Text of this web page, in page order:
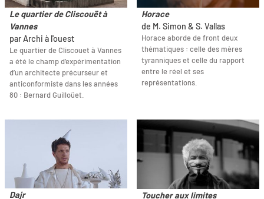
Le quartier de Cliscouët à
Vannes
par Archi à l'ouest
Le quartier de Cliscouet à Vannes
a été le champ d’expérimentation
d’un architecte précurseur et
anticonformiste dans les années
80 : Bernard Guilloüet.
Horace
de M. Simon & S. Vallas
Horace aborde de front deux
thématiques : celle des mères
tyranniques et celle du rapport
entre le réel et ses
représentations.
Dajr
Toucher aux limites